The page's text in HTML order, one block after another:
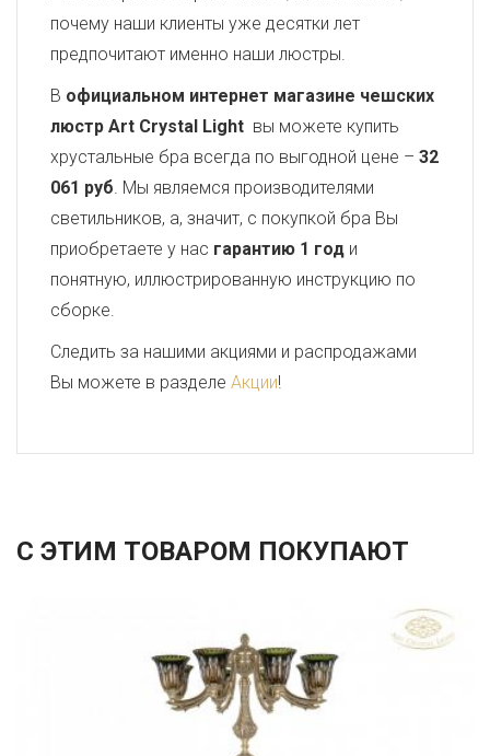
почему наши клиенты уже десятки лет
предпочитают именно наши люстры.
В официальном интернет магазине чешских
люстр Art Crystal Light вы можете купить
хрустальные бра всегда по выгодной цене – 32
061 руб. Мы являемся производителями
светильников, а, значит, с покупкой бра Вы
приобретаете у нас гарантию 1 год и
понятную, иллюстрированную инструкцию по
сборке.
Следить за нашими акциями и распродажами
Вы можете в разделе Акции!
С ЭТИМ ТОВАРОМ ПОКУПАЮТ